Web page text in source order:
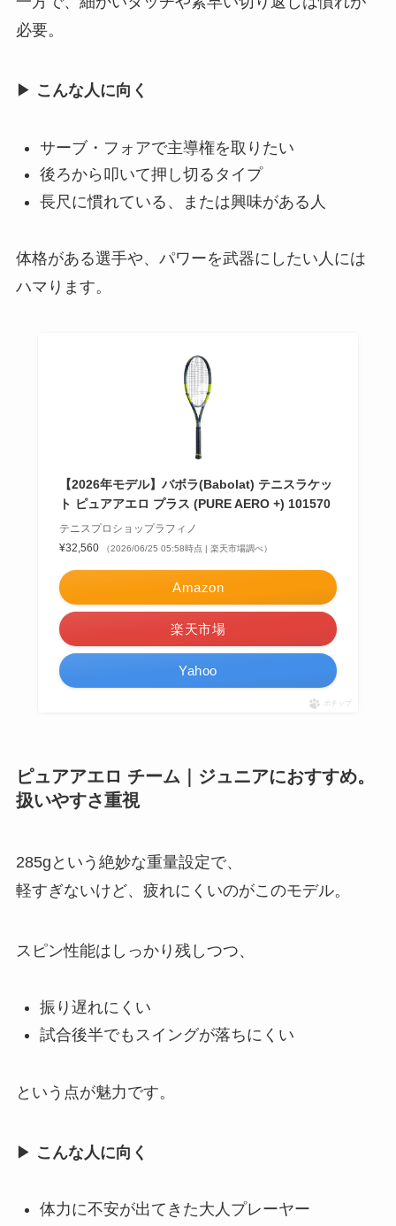
必要。
▶ こんな人に向く
サーブ・フォアで主導権を取りたい
後ろから叩いて押し切るタイプ
長尺に慣れている、または興味がある人
体格がある選手や、パワーを武器にしたい人には
ハマります。
【2026年モデル】バボラ(Babolat) テニスラケッ
ト ピュアアエロ プラス (PURE AERO +) 101570
テニスプロショップラフィノ
¥32,560
（2026/06/25 05:58時点 | 楽天市場調べ）
Amazon
楽天市場
Yahoo
ポチップ
ピュアアエロ チーム｜ジュニアにおすすめ。
扱いやすさ重視
285gという絶妙な重量設定で、
軽すぎないけど、疲れにくいのがこのモデル。
スピン性能はしっかり残しつつ、
振り遅れにくい
試合後半でもスイングが落ちにくい
という点が魅力です。
▶ こんな人に向く
体力に不安が出てきた大人プレーヤー